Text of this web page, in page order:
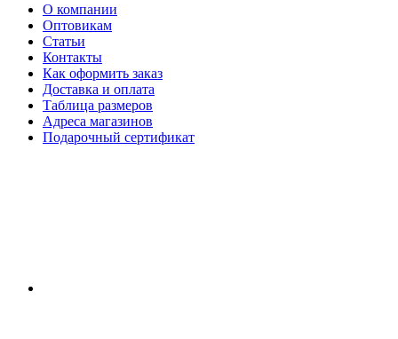
О компании
Оптовикам
Статьи
Контакты
Как оформить заказ
Доставка и оплата
Таблица размеров
Адреса магазинов
Подарочный сертификат